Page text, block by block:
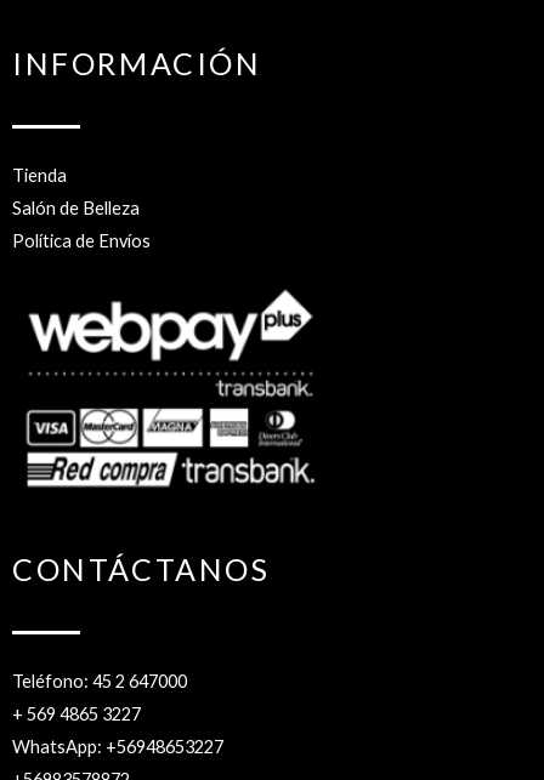
INFORMACIÓN
Tienda
Salón de Belleza
Política de Envíos
CONTÁCTANOS
Teléfono: 45 2 647000
+ 569 4865 3227
WhatsApp: +56948653227